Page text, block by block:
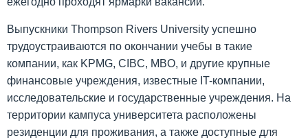
Выпускники Thompson Rivers University успешно
трудоустраиваются по окончании учебы в такие
компании, как KPMG, CIBC, MBO, и другие крупные
финансовые учреждения, известные IT-компании,
исследовательские и государственные учреждения. На
территории кампуса университета расположены
резиденции для проживания, а также доступные для